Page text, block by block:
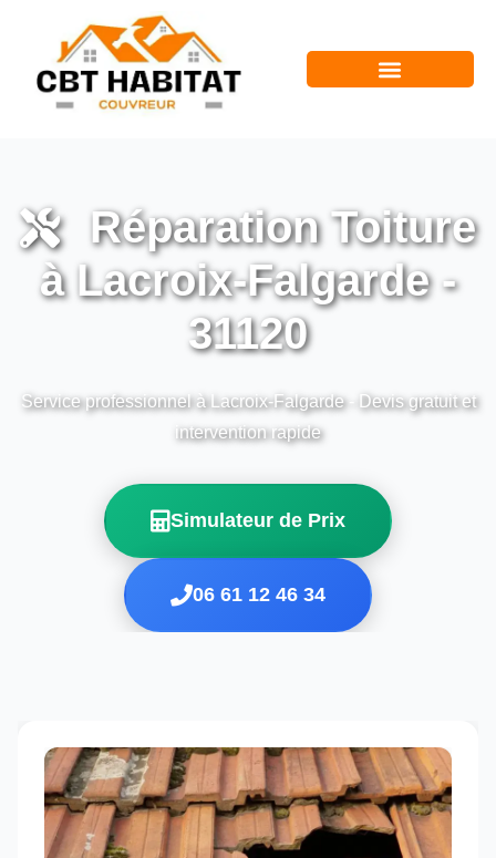
Réparation Toiture
à Lacroix-Falgarde -
31120
Service professionnel à Lacroix-Falgarde - Devis gratuit et
intervention rapide
Simulateur de Prix
06 61 12 46 34